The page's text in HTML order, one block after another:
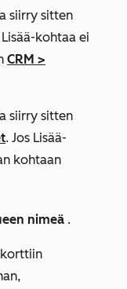
siirry sitten
Lisää-kohtaa ei
CRM >
siirry sitten
. Jos Lisää-
kohtaan
nimeä .
korttiin